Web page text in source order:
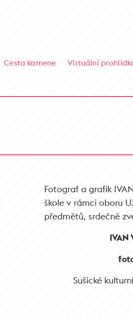
Cesta kamene Virtuální
Fotograf a grafik
škole v rámci oboru
předmětů, srdečně
IVAN
Sušické